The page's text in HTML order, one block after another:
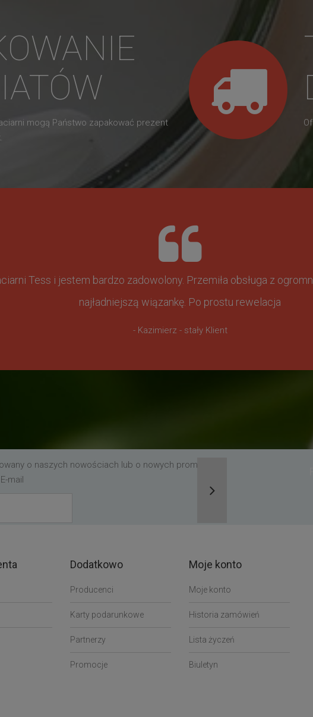
mogą Państwo zapakować prezent
Tess i jestem bardzo zadowolony. Przemiła obsługa z
najładniejszą wiązankę. Po prostu rewelacja
- Kazimierz - stały Klient
o naszych nowościach lub o nowych promocjach,
mail
Dodatkowo
Producenci
Karty podarunkowe
Partnerzy
Promocje
Moje konto
Moje konto
Historia zamówień
Lista życzeń
Biuletyn